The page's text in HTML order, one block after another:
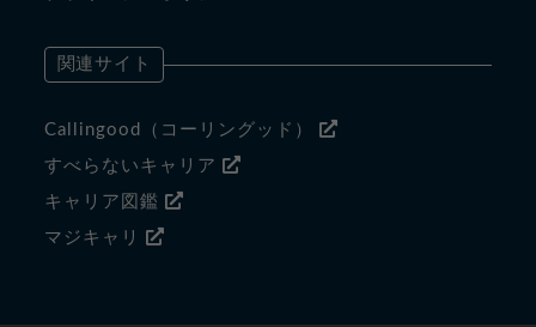
関連サイト
Callingood（コーリングッド）
すべらないキャリア
キャリア図鑑
マジキャリ